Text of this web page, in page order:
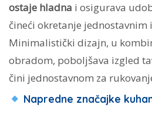
ostaje hladna i osigurava
čineći okretanje jednostavnim
Minimalistički dizajn, u
obradom, poboljšava izgled
čini jednostavnom za
Napredne značajke